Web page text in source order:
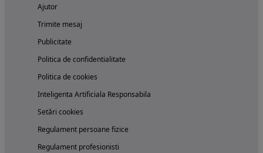
Ajutor
Trimite mesaj
Publicitate
Politica de confidentialitate
Politica de cookies
Inteligenta Artificiala Responsabila
Setări cookies
Regulament persoane fizice
Regulament profesionisti